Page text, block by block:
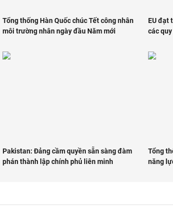
Tổng thống Hàn Quốc chúc Tết công nhân
môi trường nhân ngày đầu Năm mới
EU đạt
các
Pakistan: Đảng cầm quyền sẵn sàng đàm
phán thành lập chính phủ liên minh
Tổng
năng